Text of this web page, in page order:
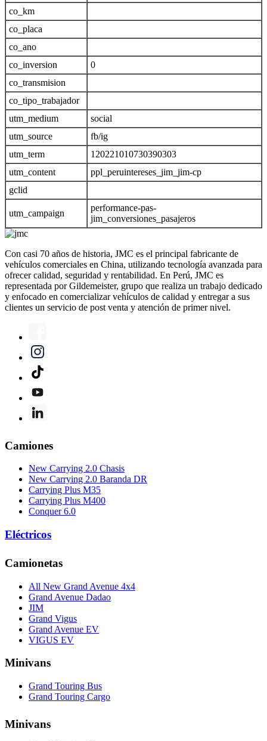
co_km
co_placa
co_ano
co_inversion
0
co_transmision
co_tipo_trabajador
utm_medium
social
utm_source
fb/ig
utm_term
120221010730390303
utm_content
ppl_peruintereses_jim_jim-cp
gclid
utm_campaign
performance-pas-
jim_conversiones_pasajeros
Con casi 70 años de historia, JMC es el principal fabricante de
vehículos comerciales en China, utilizando tecnología avanzada para
ofrecer calidad, seguridad y rentabilidad. En Perú, JMC es
representada por Gildemeister, grupo que realiza un trabajo dedicado
y enfocado en comercializar vehículos de calidad y entregar a sus
clientes un servicio de post venta y atención de primer nivel.
Camiones
New Carrying 2.0 Chasis
New Carrying 2.0 Baranda DR
Carrying Plus M35
Carrying Plus M400
Conquer 6.0
Eléctricos
Camionetas
All New Grand Avenue 4x4
Grand Avenue Dadao
JIM
Grand Vigus
Grand Avenue EV
VIGUS EV
Minivans
Grand Touring Bus
Grand Touring Cargo
Minivans